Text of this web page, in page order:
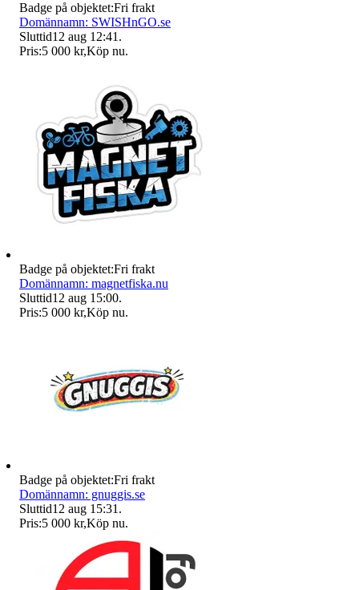
Badge på objektet:Fri frakt
Domännamn: SWISHnGO.se
Sluttid12 aug 12:41 .
Pris:5 000 kr,Köp nu.
Badge på objektet:Fri frakt
Domännamn: magnetfiska.nu
Sluttid12 aug 15:00.
Pris:5 000 kr,Köp nu.
Badge på objektet:Fri frakt
Domännamn: gnuggis.se
Sluttid12 aug 15:31 .
Pris:5 000 kr,Köp nu.